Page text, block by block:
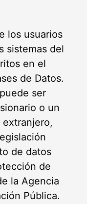
los usuarios
sistemas del
en el
de Datos.
ser
o un
de datos
de
la Agencia
Pública.